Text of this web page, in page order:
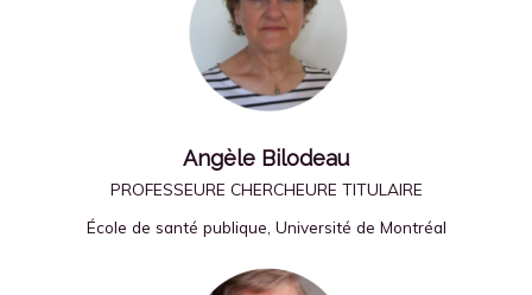
Angèle Bilodeau
PROFESSEURE CHERCHEURE TITULAIRE
École de santé publique, Université de Montréal